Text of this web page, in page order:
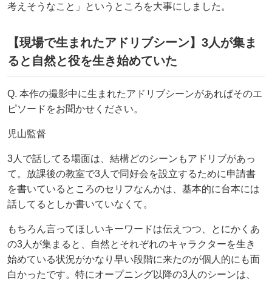
考えそうなこと」というところを大事にしました。
【現場で生まれたアドリブシーン】3人が集ま
ると自然と役を生き始めていた
Q. 本作の撮影中に生まれたアドリブシーンがあればそのエ
ピソードをお聞かせください。
児山監督
3人で話してる場面は、結構どのシーンもアドリブがあっ
て。放課後の教室で3人で同好会を設立するために申請書
を書いているところのセリフなんかは、基本的に台本には
話してるとしか書いていなくて。
もちろん言ってほしいキーワードは伝えつつ、とにかくあ
の3人が集まると、自然とそれぞれのキャラクターを生き
始めている状況がかなり早い段階に来たのが個人的にも面
白かったです。特にオープニング以降の3人のシーンは、